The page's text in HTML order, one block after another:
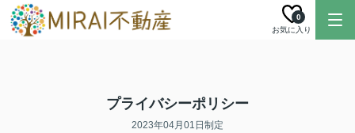
お気に入り
0
プライバシーポリシー
2023年04月01日制定